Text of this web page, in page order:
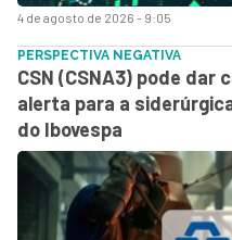
4 de agosto de 2026 - 9:05
PERSPECTIVA NEGATIVA
CSN (CSNA3) pode dar
alerta para a
do Ibovespa